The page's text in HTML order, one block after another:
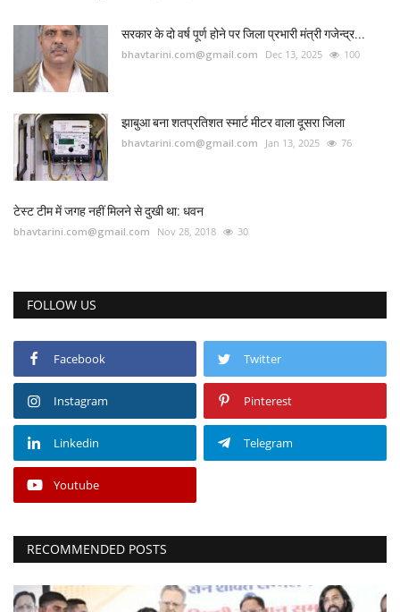
सरकार के दो वर्ष पूर्ण होने पर जिला प्रभारी मंत्री गजेन्द्र...
bhavtarini.com@gmail.com Dec 13, 2025 100
झाबुआ बना शतप्रतिशत स्मार्ट मीटर वाला दूसरा जिला
bhavtarini.com@gmail.com Jan 13, 2025 76
टेस्ट टीम में जगह नहीं मिलने से दुखी था: धवन
bhavtarini.com@gmail.com Nov 28, 2018 30
FOLLOW US
Facebook Twitter
Instagram Pinterest
Linkedin Telegram
Youtube
RECOMMENDED POSTS